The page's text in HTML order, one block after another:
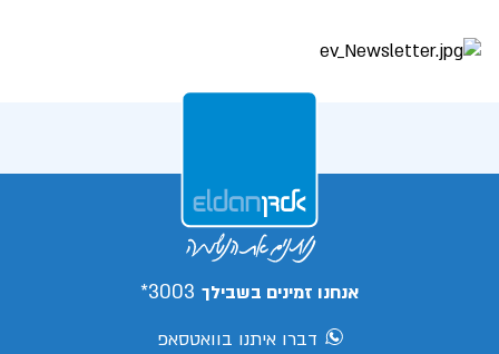
אנחנו זמינים בשבילך 3003*
דברו איתנו בוואטסאפ